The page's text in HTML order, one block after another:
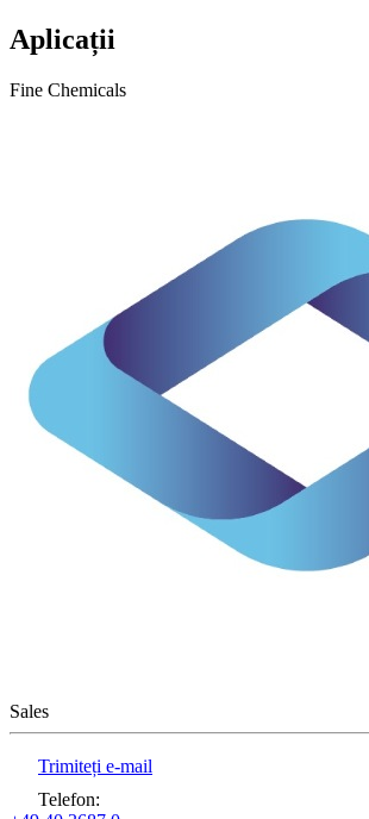
Aplicații
Fine Chemicals
Sales
Trimiteți e-mail
Telefon: